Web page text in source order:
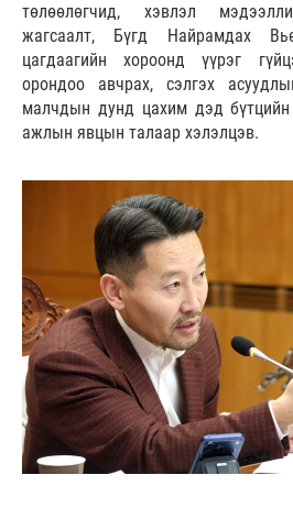
төлөөлөгчид, хэвлэл
жагсаалт, Бүгд Найрамдах
цагдаагийн хороонд үүрэг
орондоо авчрах, сэлгэх
малчдын дунд цахим дэд бүтцийн
ажлын явцын талаар хэлэлцэв.